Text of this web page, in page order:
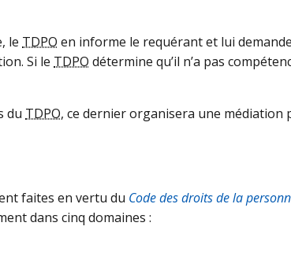
le TDPO en informe le requérant et lui
Si le TDPO détermine qu’il n’a pas
du TDPO, ce dernier organisera une médiation
faites en vertu du Code des droits de la
dans cinq domaines :